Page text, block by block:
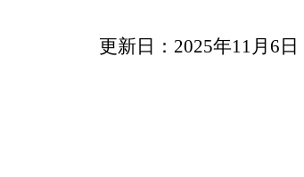
レファレンスサービス 阿東図書館
更新日：2025年11月6日